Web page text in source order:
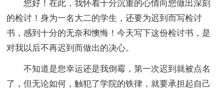
您好！在此，我怀着十分沉重的心情向您做出深刻
的检讨！身为一名大二的学生，还要为迟到而写检讨
书，感到十分的无奈和懊悔！今天写下这份检讨书，是
对我以后不再迟到而做出的决心。
不知道是您幸运还是我倒霉，第一次迟到就被点名
了，但无论如何，触犯了学院的铁律，就要承担起自己